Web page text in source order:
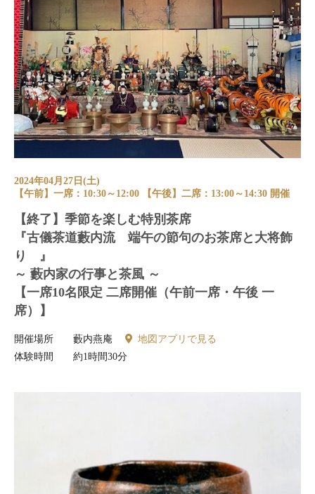
2024年04月27日(土)
【午前】一席：10:30～12:00 【午後】二席：13:00～14:30 開催
【終了】季節を楽しむ特別茶席
『古儀茶道藪内流 端午の節句のお茶席と大将飾
り 』
～ 藪内家の行事と茶風 ～
【一席10名限定 二席開催（午前一席・午後 一
席）】
開催場所 藪内燕庵
地図アプリで見る
体験時間
約1時間30分